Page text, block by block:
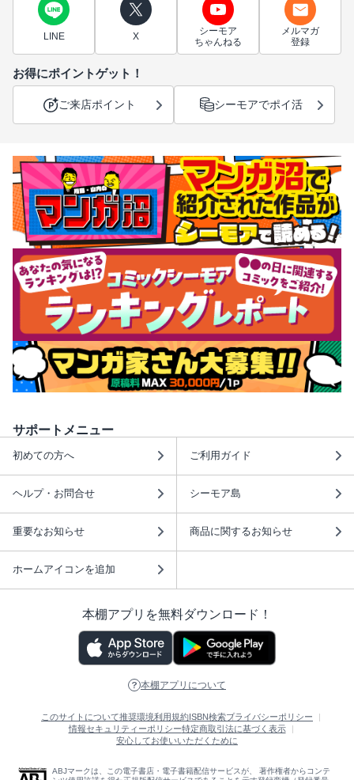
LINE X
シーモア
ちゃんねる
メルマガ
登録
お得にポイントゲット！
ご来店ポイント シーモアでポイ活
サポートメニュー
初めての方へ ご利用ガイド
ヘルプ・お問合せ シーモア島
重要なお知らせ 商品に関するお知らせ
ホームアイコンを追加
本棚アプリを無料ダウンロード！
本棚アプリについて
このサイトについて推奨環境利用規約ISBN検索プライバシーポリシー
情報セキュリティーポリシー特定商取引法に基づく表示
安心してお使いいただくために
ABJマークは、この電子書店・電子書籍配信サービスが、 著作権者からコンテ